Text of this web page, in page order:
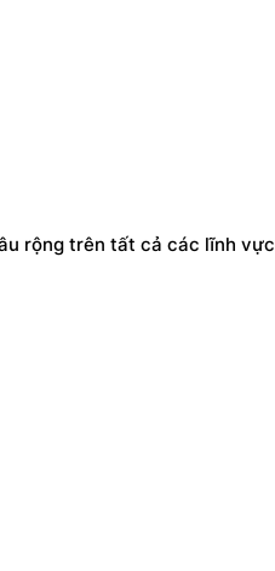
rộng trên tất cả các lĩnh vực